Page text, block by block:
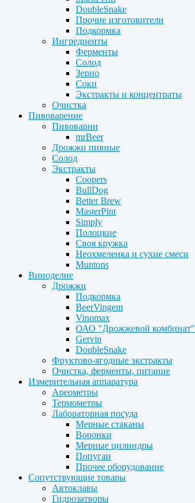
DoubleSnake
Прочие изготовители
Подкормка
Ингредиенты
Ферменты
Солод
Зерно
Соки
Экстракты и концентраты
Очистка
Пивоварение
Пивоварни
mrBeer
Дрожжи пивные
Солод
Экстракты
Coopers
BullDog
Better Brew
MasterPint
Simply
Полоцкие
Своя кружка
Неохмеленка и сухие смеси
Muntons
Виноделие
Дрожжи
Подкормка
BeerVingem
Vinomax
ОАО "Дрожжевой комбинат"
Gervin
DoubleSnake
Фруктово-ягодные экстракты
Очистка, ферменты, питание
Измерительная аппаратура
Ареометры
Термометры
Лабораторная посуда
Мерные стаканы
Воронки
Мерные цилиндры
Попугаи
Прочее оборудование
Сопутствующие товары
Автоклавы
Гидрозатворы